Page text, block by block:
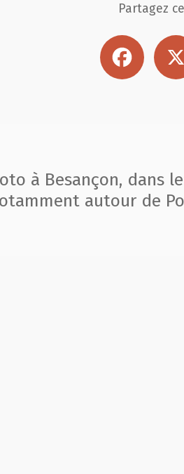
Partagez
à Besançon, dans
autour de